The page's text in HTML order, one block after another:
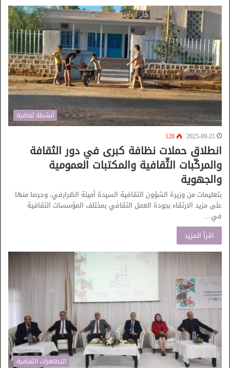
أنشطة ثقافية
2025-09-21
128
انطلاق حملات نظافة كبرى في دور الثقافة
والمركّبات الثّقافية والمكتبات العمومية
والجهوية
بتعليمات من وزيرة الشؤون الثقافية السيدة أمينة الصّرارفي، وحرصا منها
على مزيد الارتقاء بجودة العمل الثقافي بمختلف المؤسسات الثقافية
في…
اقرأ المزيد
التظاهرات الثقافية